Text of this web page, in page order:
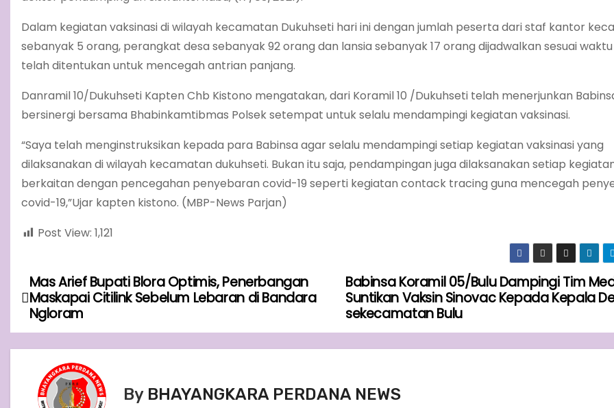
Dalam kegiatan vaksinasi di wilayah kecamatan Dukuhseti hari ini dengan jumlah peserta dari staf kantor
sebanyak 5 orang, perangkat desa sebanyak 92 orang dan lansia sebanyak 17 orang dijadwalkan sesuai
telah ditentukan untuk mencegah antrian panjang.
Danramil 10/Dukuhseti Kapten Chb Kistono mengatakan, dari Koramil 10 /Dukuhseti telah menerjunkan
bersinergi bersama Bhabinkamtibmas Polsek setempat untuk selalu mendampingi kegiatan vaksinasi.
“Saya telah menginstruksikan kepada para Babinsa agar selalu mendampingi setiap kegiatan vaksinasi yang
dilaksanakan di wilayah kecamatan dukuhseti. Bukan itu saja, pendampingan juga dilaksanakan setiap
berkaitan dengan pencegahan penyebaran covid-19 seperti kegiatan contack tracing guna mencegah
covid-19,”Ujar kapten kistono. (MBP-News Parjan)
Post View: 1,121
P
o
s
Babinsa Koramil 05/Bulu Dampingi Tim
Suntikan Vaksin Sinovac Kepada Kepala
sekecamatan Bulu
Mas Arief Bupati Blora Optimis, Penerbangan
Maskapai Citilink Sebelum Lebaran di Bandara
Ngloram
By BHAYANGKARA PERDANA NEWS